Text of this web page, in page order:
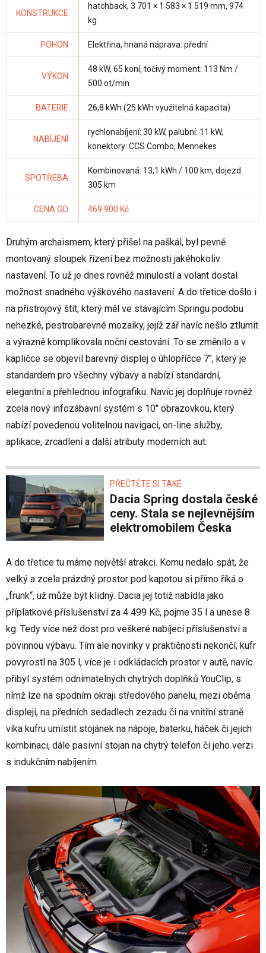
KONSTRUKCE
hatchback, 3 701 × 1 583 × 1 519 mm, 974
kg
POHON Elektřina, hnaná náprava: přední
VÝKON
48 kW, 65 koní, točivý moment: 113 Nm /
500 ot/min
BATERIE 26,8 kWh (25 kWh využitelná kapacita)
NABÍJENÍ
rychlonabíjení: 30 kW, palubní: 11 kW,
konektory: CCS Combo, Mennekes
SPOTŘEBA
Kombinovaná: 13,1 kWh / 100 km, dojezd:
305 km
CENA OD 469 900 Kč
Druhým archaismem, který přišel na paškál, byl pevně
montovaný sloupek řízení bez možnosti jakéhokoliv
nastavení. To už je dnes rovněž minulostí a volant dostal
možnost snadného výškového nastavení. A do třetice došlo i
na přístrojový štít, který měl ve stávajícím Springu podobu
nehezké, pestrobarevné mozaiky, jejíž zář navíc nešlo ztlumit
a výrazně komplikovala noční cestování. To se změnilo a v
kapličce se objevil barevný displej o úhlopříčce 7", který je
standardem pro všechny výbavy a nabízí standardní,
elegantní a přehlednou infografiku. Navíc jej doplňuje rovněž
zcela nový infozábavní systém s 10" obrazovkou, který
nabízí povedenou volitelnou navigaci, on-line služby,
aplikace, zrcadlení a další atributy moderních aut.
PŘEČTĚTE SI TAKÉ
Dacia Spring dostala české
ceny. Stala se nejlevnějším
elektromobilem Česka
A do třetice tu máme největší atrakci. Komu nedalo spát, že
velký a zcela prázdný prostor pod kapotou si přímo říká o
„frunk“, už může být klidný. Dacia jej totiž nabídla jako
příplatkové příslušenství za 4 499 Kč, pojme 35 l a unese 8
kg. Tedy více než dost pro veškeré nabíjecí příslušenství a
povinnou výbavu. Tím ale novinky v praktičnosti nekončí; kufr
povyrostl na 305 l, více je i odkládacích prostor v autě, navíc
přibyl systém odnímatelných chytrých doplňků YouClip, s
nímž lze na spodním okraji středového panelu, mezi oběma
displeji, na předních sedadlech zezadu či na vnitřní straně
víka kufru umístit stojánek na nápoje, baterku, háček či jejich
kombinaci, dále pasivní stojan na chytrý telefon či jeho verzi
s indukčním nabíjením.